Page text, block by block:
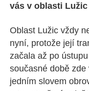
vás v oblasti Lužic
Oblast Lužic vždy
nyní, protože její
začala až po
současné době
jedním slovem